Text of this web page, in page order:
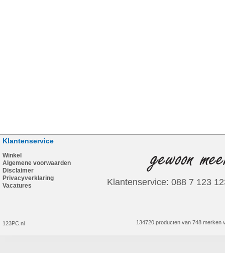
Klantenservice
Winkel
Algemene voorwaarden
Disclaimer
Privacyverklaring
Vacatures
123PC.nl
Klantenservice: 088 7 123
134720 producten van 748 merken